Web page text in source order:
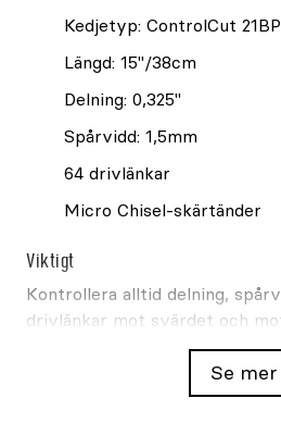
Kedjetyp: ControlCut
Längd: 15"/38cm
Delning: 0,325"
Spårvidd: 1,5mm
64 drivlänkar
Micro Chisel-skärtänder
Viktigt
Kontrollera alltid delning,
drivlänkar mot svärdet och
Se mer